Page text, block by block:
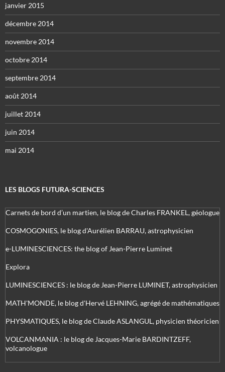
janvier 2015
décembre 2014
novembre 2014
octobre 2014
septembre 2014
août 2014
juillet 2014
juin 2014
mai 2014
LES BLOGS FUTURA-SCIENCES
Carnets de bord d’un martien, le blog de Charles FRANKEL, géologue
COSMOGONIES, le blog d'Aurélien BARRAU, astrophysicien
e-LUMINESCIENCES: the blog of Jean-Pierre Luminet
Explora
LUMINESCIENCES : le blog de Jean-Pierre LUMINET, astrophysicien
MATH'MONDE, le blog d'Hervé LEHNING, agrégé de mathématiques
PHYSMATIQUES, le blog de Claude ASLANGUL, physicien théoricien
VOLCANMANIA : le blog de Jacques-Marie BARDINTZEFF,
volcanologue